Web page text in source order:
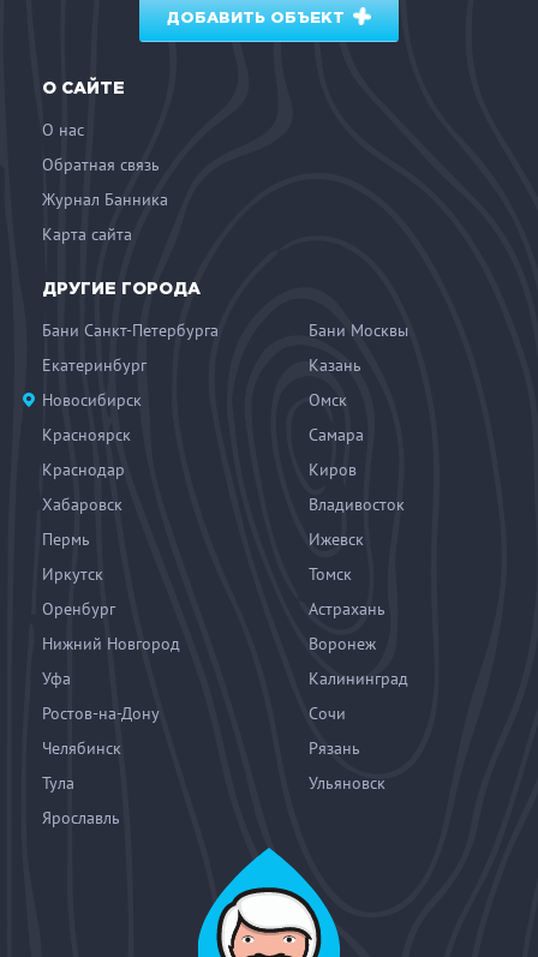
ДОБАВИТЬ ОБЪЕКТ
О САЙТЕ
О нас
Обратная связь
Журнал Банника
Карта сайта
ДРУГИЕ ГОРОДА
Бани Санкт-Петербурга
Бани Москвы
Екатеринбург
Казань
Новосибирск
Омск
Красноярск
Самара
Краснодар
Киров
Хабаровск
Владивосток
Пермь
Ижевск
Иркутск
Томск
Оренбург
Астрахань
Нижний Новгород
Воронеж
Уфа
Калининград
Ростов-на-Дону
Сочи
Челябинск
Рязань
Тула
Ульяновск
Ярославль